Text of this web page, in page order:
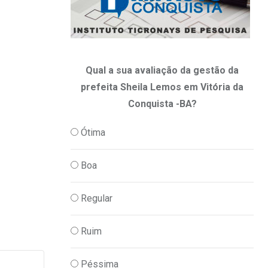
Qual a sua avaliação da gestão da
prefeita Sheila Lemos em Vitória da
Conquista -BA?
Ótima
Boa
Regular
Ruim
Péssima